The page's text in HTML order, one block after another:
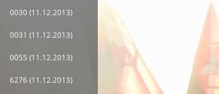
0030 (11.12.2013)
0031 (11.12.2013)
0055 (11.12.2013)
6276 (11.12.2013)